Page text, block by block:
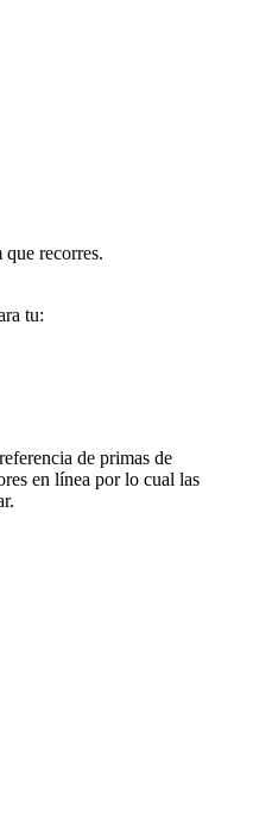
recorres.
tu:
de primas de
en línea por lo cual las